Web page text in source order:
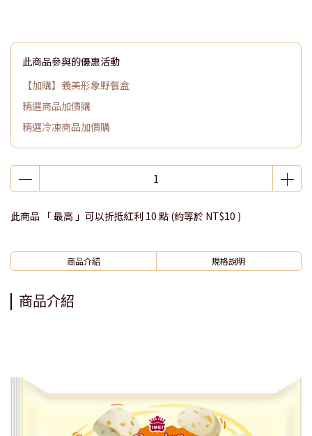
此商品參與的優惠活動
【加購】義美形象野餐盒
精選商品加價購
精選冷凍商品加價購
此商品 「 最高 」可以折抵紅利 10 點 (約等於 NT$10 )
商品介紹 規格說明
商品介紹